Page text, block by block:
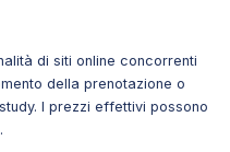
di siti online concorrenti
della prenotazione o
I prezzi effettivi possono